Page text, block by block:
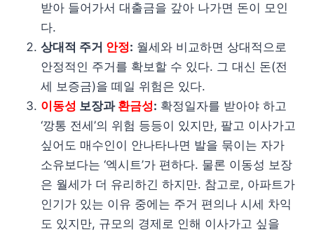
받아 들어가서 대출금을 갚아 나가면 돈이 모인
다.
상대적 주거 안정: 월세와 비교하면 상대적으로
안정적인 주거를 확보할 수 있다. 그 대신 돈(전
세 보증금)을 떼일 위험은 있다.
이동성 보장과 환금성: 확정일자를 받아야 하고
‘깡통 전세’의 위험 등등이 있지만, 팔고 이사가고
싶어도 매수인이 안나타나면 발을 묶이는 자가
소유보다는 ‘엑시트’가 편하다. 물론 이동성 보장
은 월세가 더 유리하긴 하지만. 참고로, 아파트가
인기가 있는 이유 중에는 주거 편의나 시세 차익
도 있지만, 규모의 경제로 인해 이사가고 싶을